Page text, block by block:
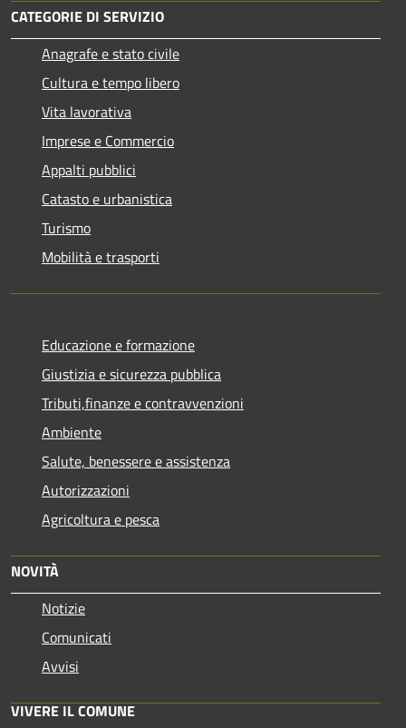
CATEGORIE DI SERVIZIO
Anagrafe e stato civile
Cultura e tempo libero
Vita lavorativa
Imprese e Commercio
Appalti pubblici
Catasto e urbanistica
Turismo
Mobilità e trasporti
Educazione e formazione
Giustizia e sicurezza pubblica
Tributi,finanze e contravvenzioni
Ambiente
Salute, benessere e assistenza
Autorizzazioni
Agricoltura e pesca
NOVITÀ
Notizie
Comunicati
Avvisi
VIVERE IL COMUNE